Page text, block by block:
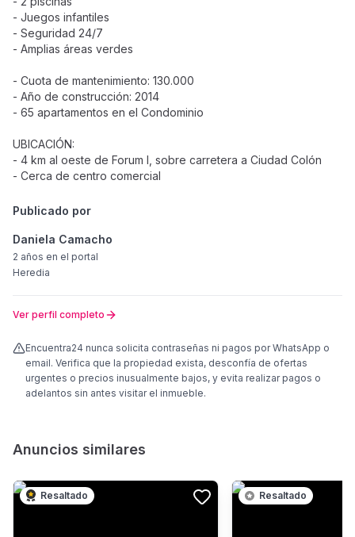
- Juegos infantiles
- Seguridad 24/7
- Amplias áreas verdes
- Cuota de mantenimiento: 130.000
- Año de construcción: 2014
- 65 apartamentos en el Condominio
UBICACIÓN:
- 4 km al oeste de Forum I, sobre carretera a Ciudad Colón
- Cerca de centro comercial
Publicado por
Daniela Camacho
2 años en el portal
Heredia
Ver perfil completo
Encuentra24 nunca solicita contraseñas ni pagos por WhatsApp o
email. Verifica que la propiedad exista, desconfía de ofertas
urgentes o precios inusualmente bajos, y evita realizar pagos o
adelantos sin antes visitar el inmueble.
Anuncios similares
Resaltado Resaltado